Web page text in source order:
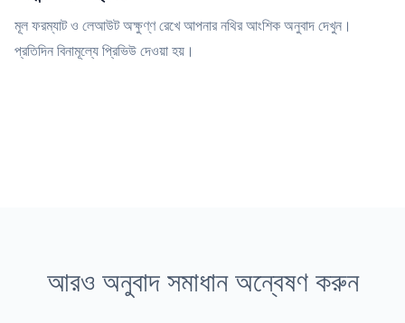
মূল ফরম্যাট ও লেআউট অক্ষুণ্ণ রেখে আপনার নথির আংশিক অনুবাদ দেখুন।
প্রতিদিন বিনামূল্যে প্রিভিউ দেওয়া হয়।
আরও অনুবাদ সমাধান অন্বেষণ করুন